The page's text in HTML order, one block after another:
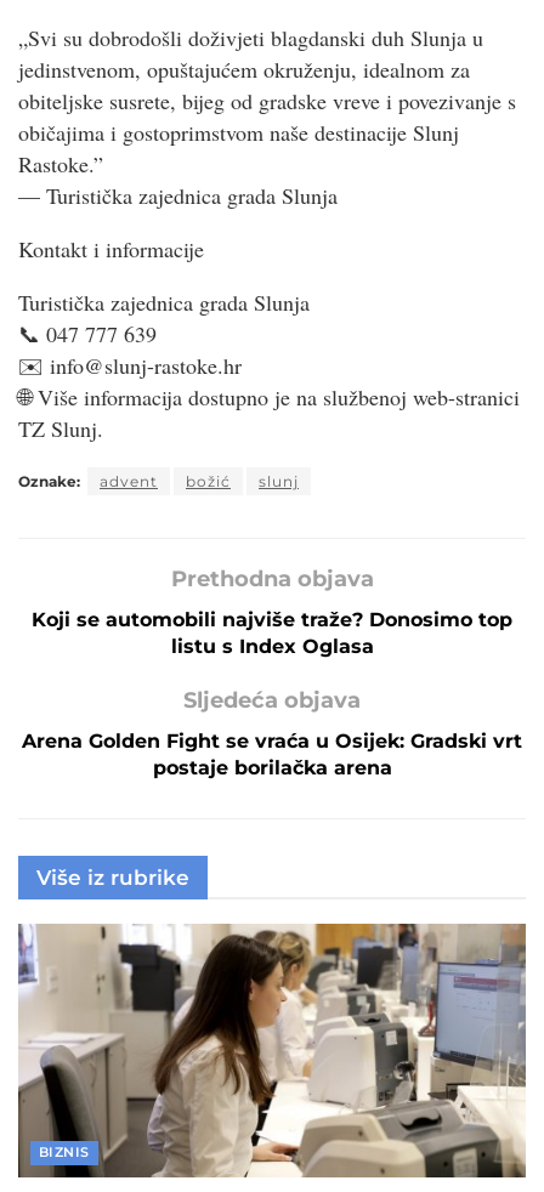
„Svi su dobrodošli doživjeti blagdanski duh Slunja u
jedinstvenom, opuštajućem okruženju, idealnom za
obiteljske susrete, bijeg od gradske vreve i povezivanje s
običajima i gostoprimstvom naše destinacije Slunj
Rastoke.”
— Turistička zajednica grada Slunja
Kontakt i informacije
Turistička zajednica grada Slunja
📞 047 777 639
✉️ info@slunj-rastoke.hr
🌐 Više informacija dostupno je na službenoj web-stranici
TZ Slunj.
Oznake: advent božić slunj
Prethodna objava
Koji se automobili najviše traže? Donosimo top
listu s Index Oglasa
Sljedeća objava
Arena Golden Fight se vraća u Osijek: Gradski vrt
postaje borilačka arena
Više iz rubrike
BIZNIS